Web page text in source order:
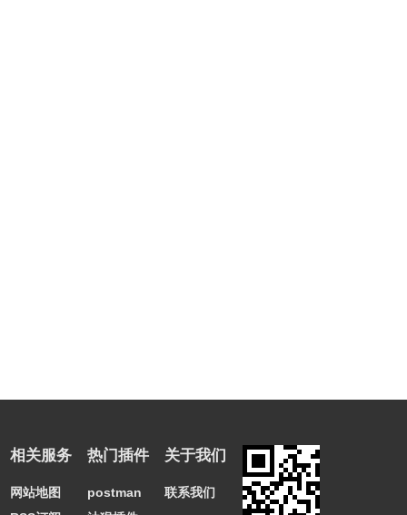
相关服务
网站地图
热门插件
postman
关于我们
联系我们